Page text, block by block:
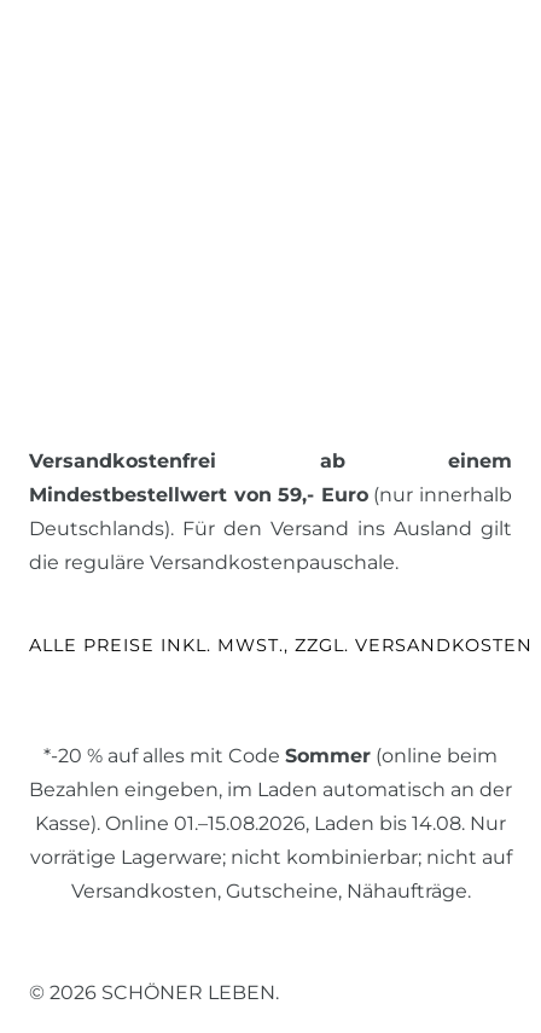
Versandkostenfrei ab einem
Mindestbestellwert von 59,- Euro(nur innerhalb
Deutschlands). Für den Versand ins Ausland gilt
die reguläre Versandkostenpauschale.
ALLE PREISE INKL. MWST., ZZGL. VERSANDKOSTEN
*-20 % auf alles mit Code Sommer (online beim
Bezahlen eingeben, im Laden automatisch an der
Kasse). Online 01.–15.08.2026, Laden bis 14.08. Nur
vorrätige Lagerware; nicht kombinierbar; nicht auf
Versandkosten, Gutscheine, Nähaufträge.
© 2026 SCHÖNER LEBEN.